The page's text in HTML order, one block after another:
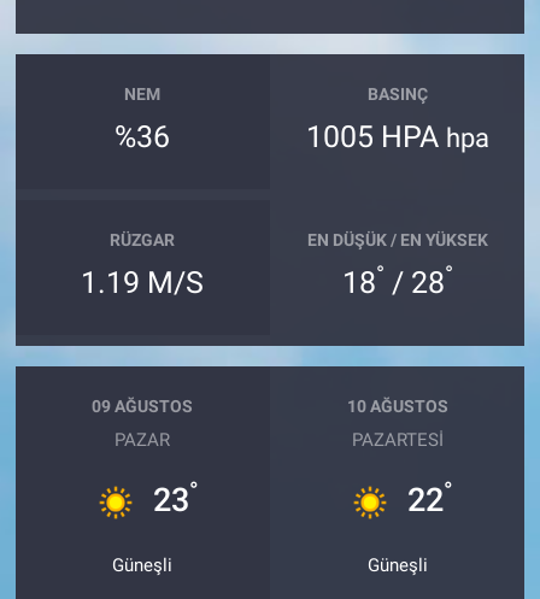
NEM
%36
BASINÇ
1005 HPA hpa
RÜZGAR
1.19 M/S
EN DÜŞÜK / EN YÜKSEK
18° / 28°
09 AĞUSTOS
PAZAR
23°
Güneşli
10 AĞUSTOS
PAZARTESI
22°
Güneşli